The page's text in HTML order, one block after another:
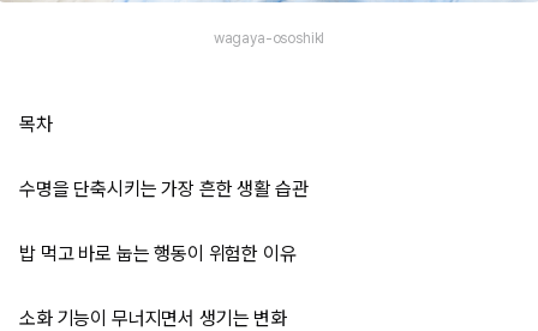
wagaya-ososhikI
목차
수명을 단축시키는 가장 흔한 생활 습관
밥 먹고 바로 눕는 행동이 위험한 이유
소화 기능이 무너지면서 생기는 변화